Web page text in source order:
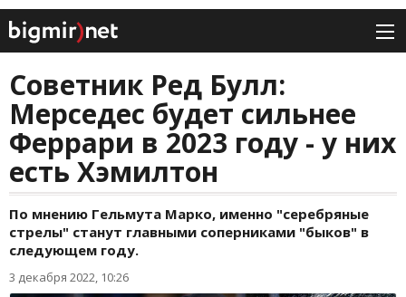
Советник Ред Булл:
Мерседес будет сильнее
Феррари в 2023 году - у них
есть Хэмилтон
По мнению Гельмута Марко, именно "серебряные
стрелы" станут главными соперниками "быков" в
следующем году.
3 декабря 2022, 10:26